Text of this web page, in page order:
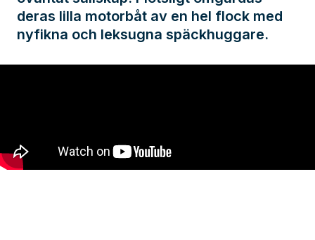
deras lilla motorbåt av en hel flock med
nyfikna och leksugna späckhuggare.